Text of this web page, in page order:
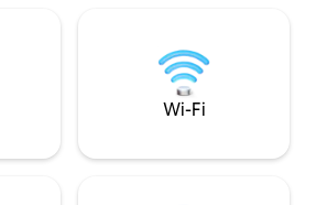
parkiralište nalazi
(pogledajte kartu
Wi-Fi